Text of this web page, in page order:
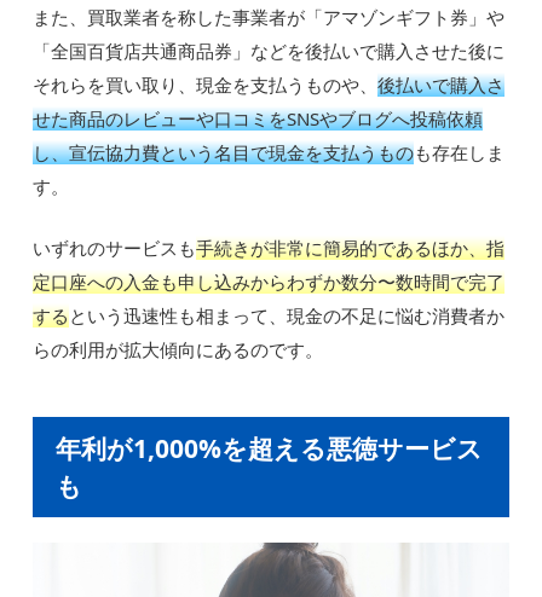
また、買取業者を称した事業者が「アマゾンギフト券」や
「全国百貨店共通商品券」などを後払いで購入させた後に
それらを買い取り、現金を支払うものや、後払いで購入さ
せた商品のレビューや口コミをSNSやブログへ投稿依頼
し、宣伝協力費という名目で現金を支払うものも存在しま
す。
いずれのサービスも手続きが非常に簡易的であるほか、指
定口座への入金も申し込みからわずか数分〜数時間で完了
するという迅速性も相まって、現金の不足に悩む消費者か
らの利用が拡大傾向にあるのです。
年利が1,000%を超える悪徳サービス
も